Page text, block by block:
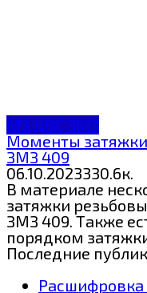
МЗ ДВС ЗМЗ
Моменты
ЗМЗ 409
06.10.2023330.6к.
В материале
затяжки
ЗМЗ 409. Также
порядком
Последние
Расшифровка